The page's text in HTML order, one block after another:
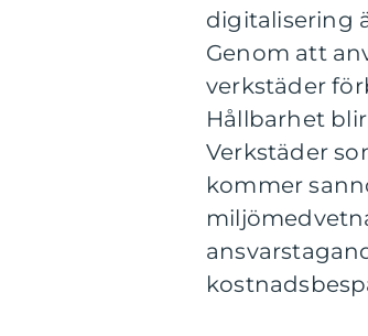
digitalisering
Genom att
verkstäder
Hållbarhet
Verkstäder
kommer